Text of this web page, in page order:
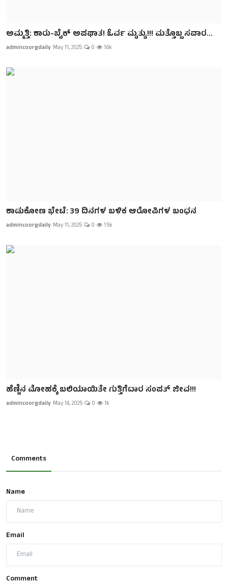
ಅಮ್ಮತ್ತಿ: ಕಾರು-ಬೈಕ್ ಅಪಘಾತ! ಓರ್ವ ಮೃತ್ಯು!!! ಮತ್ತೊಬ್ಬ ಸವಾರ...
admincoorgdaily May 11, 2025 0 1.6k
ಕಾಡುಕೋಣ ಭೇಟೆ: 39 ದಿನಗಳ ಬಳಿಕ ಆರೋಪಿಗಳ ಬಂಧನ
admincoorgdaily May 11, 2025 0 1.5k
ಹೆಣ್ಣಿನ ಮೋಹಕ್ಕೆ ಬಲಿಯಾಯಿತೇ ಗುತ್ತಿಗೆದಾರ ಸಂಪತ್ ಜೀವ!!!
admincoorgdaily May 14, 2025 0 1k
Comments
Name
Email